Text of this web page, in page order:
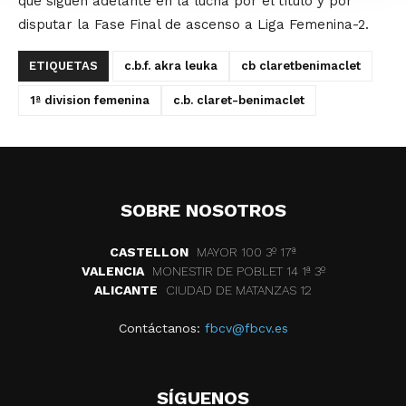
disputar la Fase Final de ascenso a Liga Femenina-2.
ETIQUETAS c.b.f. akra leuka cb claretbenimaclet
1ª division femenina c.b. claret-benimaclet
SOBRE NOSOTROS
CASTELLON
MAYOR 100 3º 17ª
VALENCIA
MONESTIR DE POBLET 14 1ª 3º
ALICANTE
CIUDAD DE MATANZAS 12
Contáctanos: fbcv@fbcv.es
SÍGUENOS